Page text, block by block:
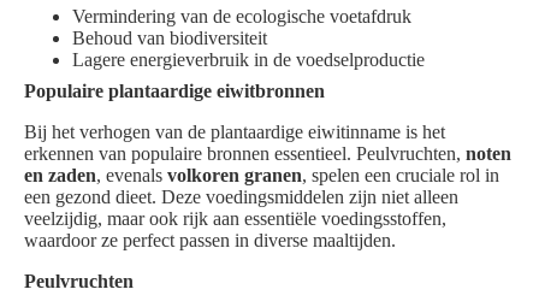
Vermindering van de ecologische voetafdruk
Behoud van biodiversiteit
Lagere energieverbruik in de voedselproductie
Populaire plantaardige eiwitbronnen
Bij het verhogen van de plantaardige eiwitinname is het
erkennen van populaire bronnen essentieel. Peulvruchten, noten
en zaden, evenals volkoren granen, spelen een cruciale rol in
een gezond dieet. Deze voedingsmiddelen zijn niet alleen
veelzijdig, maar ook rijk aan essentiële voedingsstoffen,
waardoor ze perfect passen in diverse maaltijden.
Peulvruchten